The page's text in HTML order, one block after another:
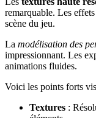
remarquable. Les
scène du jeu.
La modélisation des
impressionnant. Les
animations fluides.
Voici les points forts
Textures :